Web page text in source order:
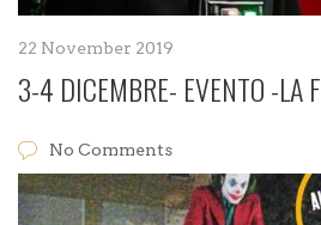
22 November 2019
3-4 DICEMBRE- EVENTO -LA
No Comments